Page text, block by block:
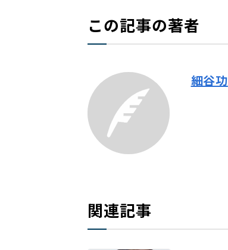
この記事の著者
細谷功
関連記事